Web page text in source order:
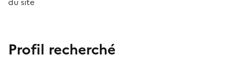
Profil recherché